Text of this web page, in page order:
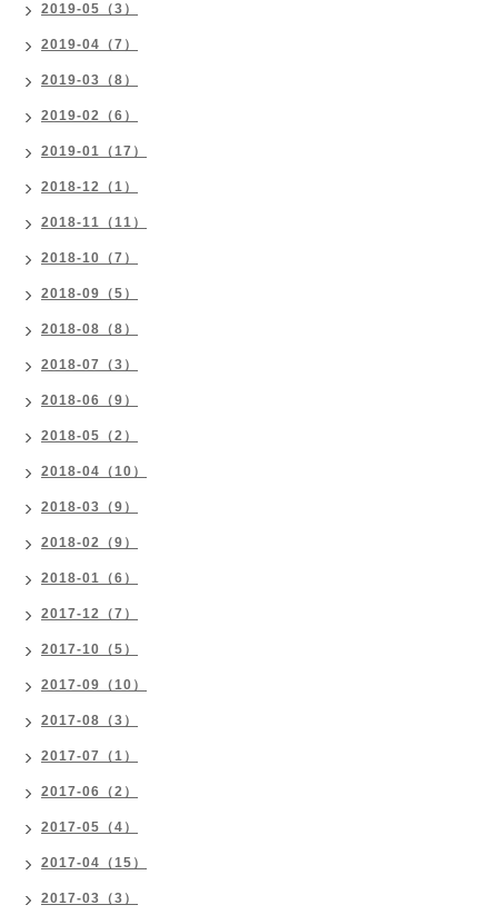
2019-05（3）
2019-04（7）
2019-03（8）
2019-02（6）
2019-01（17）
2018-12（1）
2018-11（11）
2018-10（7）
2018-09（5）
2018-08（8）
2018-07（3）
2018-06（9）
2018-05（2）
2018-04（10）
2018-03（9）
2018-02（9）
2018-01（6）
2017-12（7）
2017-10（5）
2017-09（10）
2017-08（3）
2017-07（1）
2017-06（2）
2017-05（4）
2017-04（15）
2017-03（3）